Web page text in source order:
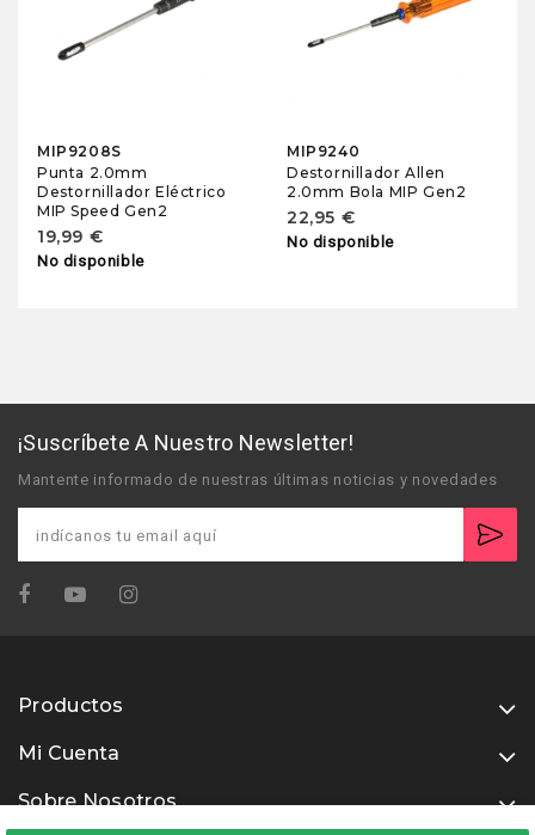
MIP9208S
Punta 2.0mm
Destornillador Eléctrico
MIP Speed Gen2
19,99 €
No disponible
MIP9240
Destornillador Allen
2.0mm Bola MIP Gen2
22,95 €
No disponible
¡Suscríbete A Nuestro Newsletter!
Mantente informado de nuestras últimas noticias y novedades
Productos
Mi Cuenta
Sobre Nosotros